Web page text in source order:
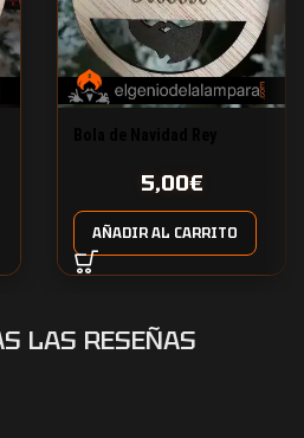
5,00€
AÑADIR AL CARRITO
LAS RESEÑAS